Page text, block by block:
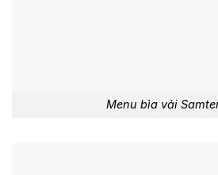
Menu bìa vải